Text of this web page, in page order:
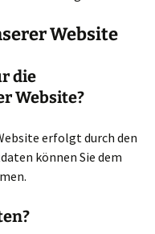
Website
die
Website?
erfolgt durch den
können Sie dem